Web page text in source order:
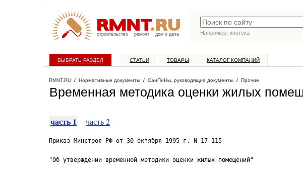
строительство ремонт дом и дача
Например, ипотека
ВЫБРАТЬ РАЗДЕЛ СТАТЬИ ТОВАРЫ КАТАЛОГ КОМПАНИЙ
RMNT.RU / Нормативные документы / СанПиНы, руководящие документы / Прочие
Временная методика оценки жилых
часть 1 часть 2
Приказ Минстроя РФ от 30 октября 1995 г. N 17-115
"Об утверждении временной методики оценки жилых помещений"